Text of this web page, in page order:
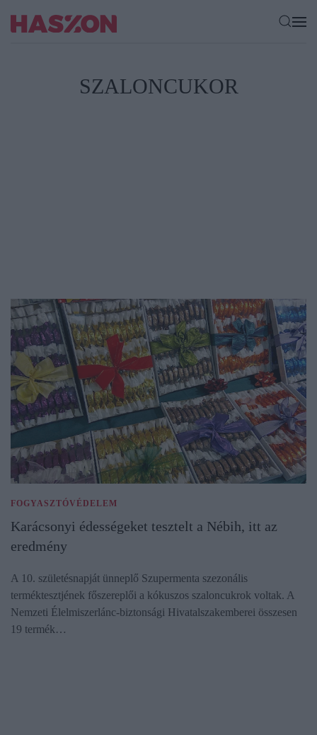
SZALONCUKOR
FOGYASZTÓVÉDELEM
Karácsonyi édességeket tesztelt a Nébih, itt az
eredmény
A 10. születésnapját ünneplő Szupermenta szezonális
terméktesztjének főszereplői a kókuszos szaloncukrok voltak. A
Nemzeti Élelmiszerlánc-biztonsági Hivatalszakemberei összesen
19 termék…